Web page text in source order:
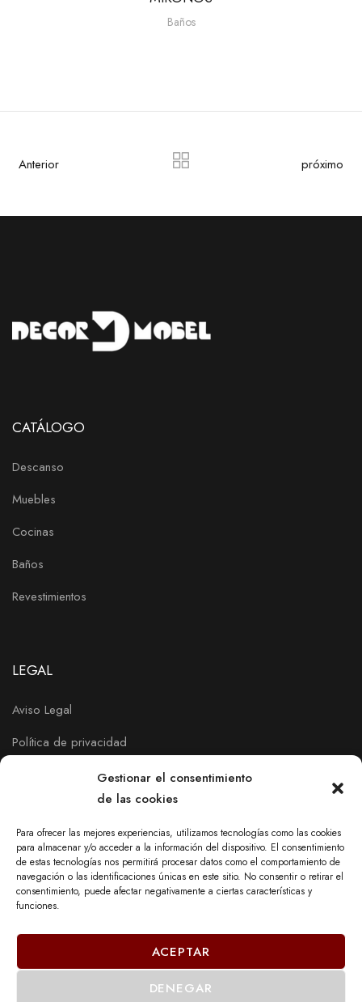
Gestionar el consentimiento
de las cookies
Para ofrecer las mejores experiencias, utilizamos tecnologías como las cookies
para almacenar y/o acceder a la información del dispositivo. El consentimiento
de estas tecnologías nos permitirá procesar datos como el comportamiento de
navegación o las identificaciones únicas en este sitio. No consentir o retirar el
consentimiento, puede afectar negativamente a ciertas características y
funciones.
ACEPTAR
DENEGAR
Baños
Anterior próximo
CATÁLOGO
Descanso
Muebles
Cocinas
Baños
Revestimientos
LEGAL
Aviso Legal
Política de privacidad
Política de Cookies